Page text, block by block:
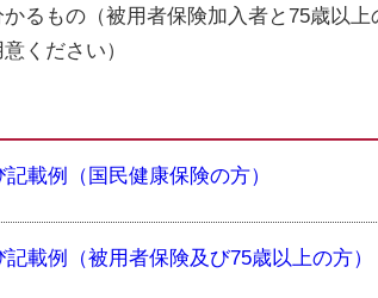
るもの（被用者保険加入者と75歳以
ください）
載例（国民健康保険の方）
載例（被用者保険及び75歳以上の方）